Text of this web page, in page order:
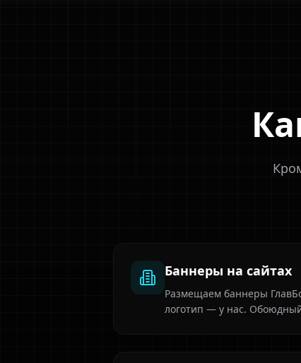
Баннеры на сайтах
Размещаем баннеры
логотип — у нас.